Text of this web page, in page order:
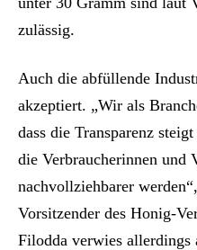
zulässig.
Auch die abfüllende
akzeptiert. „Wir als
dass die Transparenz
die Verbraucherinnen und
nachvollziehbarer
Vorsitzender des Honig-
Filodda verwies allerdings